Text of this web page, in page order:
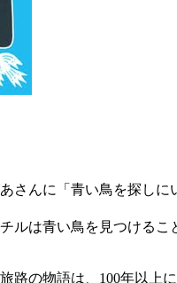
んに「青い鳥を探しに
ルは青い鳥を見つけるこ
の物語は、100年以上